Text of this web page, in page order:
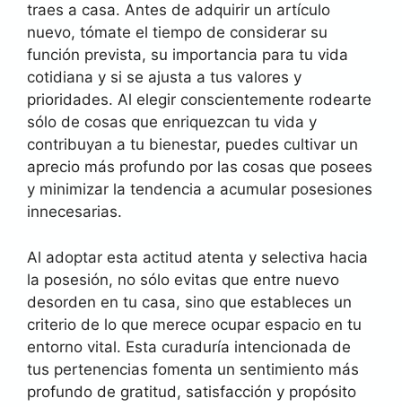
traes a casa. Antes de adquirir un artículo
nuevo, tómate el tiempo de considerar su
función prevista, su importancia para tu vida
cotidiana y si se ajusta a tus valores y
prioridades. Al elegir conscientemente rodearte
sólo de cosas que enriquezcan tu vida y
contribuyan a tu bienestar, puedes cultivar un
aprecio más profundo por las cosas que posees
y minimizar la tendencia a acumular posesiones
innecesarias.
Al adoptar esta actitud atenta y selectiva hacia
la posesión, no sólo evitas que entre nuevo
desorden en tu casa, sino que estableces un
criterio de lo que merece ocupar espacio en tu
entorno vital. Esta curaduría intencionada de
tus pertenencias fomenta un sentimiento más
profundo de gratitud, satisfacción y propósito